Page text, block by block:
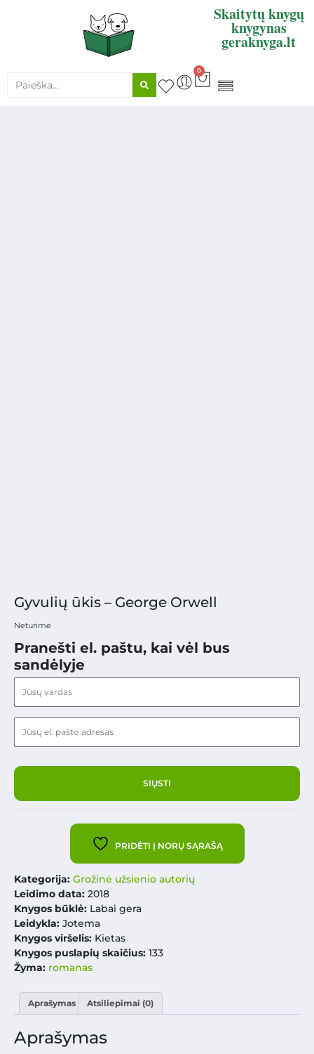
Skaitytų knygų
knygynas
geraknyga.lt
0
Gyvulių ūkis – George Orwell
Neturime
Pranešti el. paštu, kai vėl bus
sandėlyje
PRIDĖTI Į NORŲ SĄRAŠĄ
Kategorija: Grožinė užsienio autorių
Leidimo data: 2018
Knygos būklė: Labai gera
Leidykla: Jotema
Knygos viršelis: Kietas
Knygos puslapių skaičius: 133
Žyma: romanas
Aprašymas Atsiliepimai (0)
Aprašymas